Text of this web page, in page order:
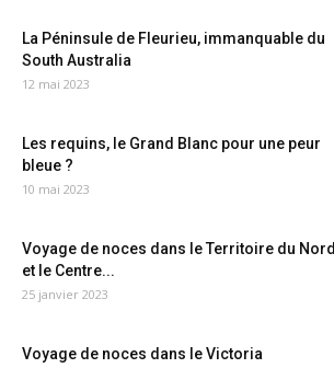
La Péninsule de Fleurieu, immanquable du
South Australia
12 mai 2023
Les requins, le Grand Blanc pour une peur
bleue ?
10 mai 2023
Voyage de noces dans le Territoire du Nord
et le Centre...
25 janvier 2023
Voyage de noces dans le Victoria